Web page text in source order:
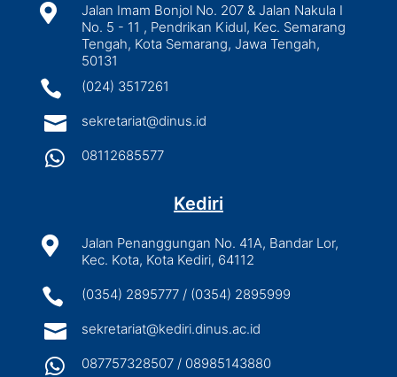

Jalan Imam Bonjol No. 207 & Jalan Nakula I
No. 5 - 11 , Pendrikan Kidul, Kec. Semarang
Tengah, Kota Semarang, Jawa Tengah,
50131
 (024) 3517261
 sekretariat@dinus.id
 08112685577
Kediri

Jalan Penanggungan No. 41A, Bandar Lor,
Kec. Kota, Kota Kediri, 64112
 (0354) 2895777 / (0354) 2895999
 sekretariat@kediri.dinus.ac.id
 087757328507 / 08985143880